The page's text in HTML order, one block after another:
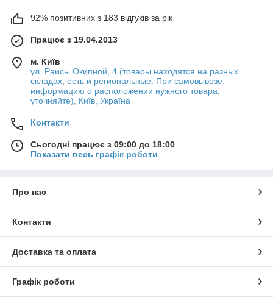
92% позитивних з 183 відгуків за рік
Працює з 19.04.2013
м. Київ
ул. Раисы Окипной, 4 (товары находятся на разных
складах, есть и региональные. При самовывозе,
информацию о расположении нужного товара,
уточняйте), Київ, Україна
Контакти
Сьогодні працює з 09:00 до 18:00
Показати весь графік роботи
Про нас
Контакти
Доставка та оплата
Графік роботи